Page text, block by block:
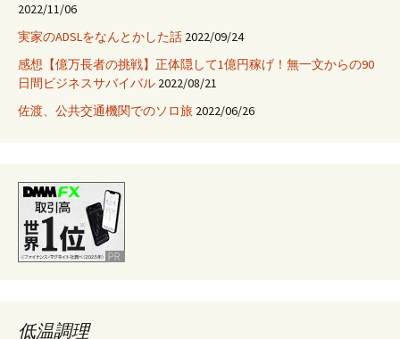
2022/11/06
実家のADSLをなんとかした話 2022/09/24
感想【億万長者の挑戦】正体隠して1億円稼げ！無一文からの90
日間ビジネスサバイバル 2022/08/21
佐渡、公共交通機関でのソロ旅 2022/06/26
低温調理